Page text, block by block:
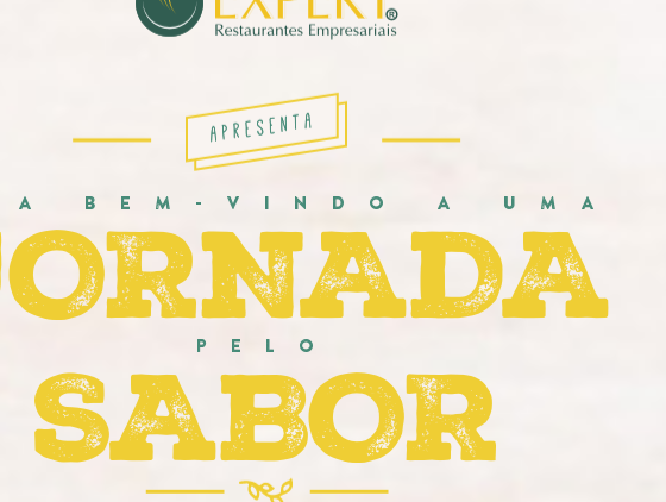
BEM-VINDO A UMA
PELO
SABOR